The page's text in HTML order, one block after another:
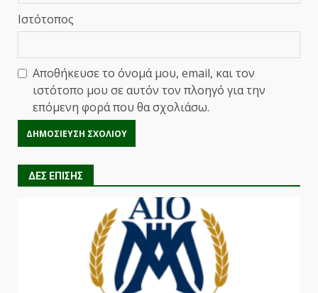
Ιστότοπος
Αποθήκευσε το όνομά μου, email, και τον
ιστότοπο μου σε αυτόν τον πλοηγό για την
επόμενη φορά που θα σχολιάσω.
ΔΕΣ ΕΠΙΣΗΣ